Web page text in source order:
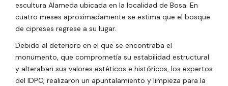
escultura Alameda ubicada en la localidad de Bosa. En
cuatro meses aproximadamente se estima que el bosque
de cipreses regrese a su lugar.
Debido al deterioro en el que se encontraba el
monumento, que comprometía su estabilidad estructural
y alteraban sus valores estéticos e históricos, los expertos
del IDPC, realizaron un apuntalamiento y limpieza para la